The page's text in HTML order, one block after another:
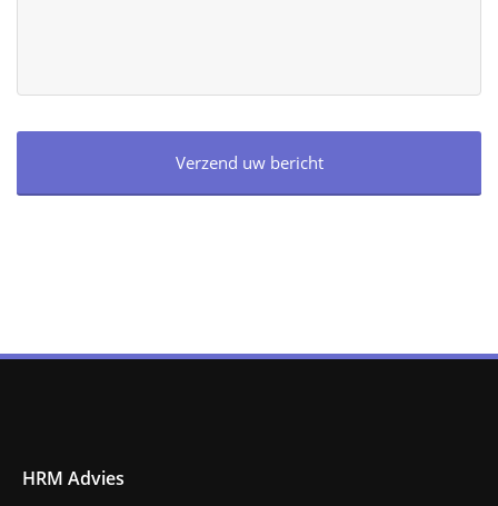
HRM Advies